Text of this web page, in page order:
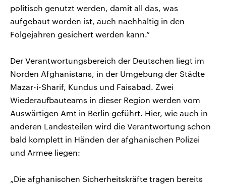
politisch genutzt werden, damit all das, was
aufgebaut worden ist, auch nachhaltig in den
Folgejahren gesichert werden kann.“
Der Verantwortungsbereich der Deutschen liegt im
Norden Afghanistans, in der Umgebung der Städte
Mazar-i-Sharif, Kundus und Faisabad. Zwei
Wiederaufbauteams in dieser Region werden vom
Auswärtigen Amt in Berlin geführt. Hier, wie auch in
anderen Landesteilen wird die Verantwortung schon
bald komplett in Händen der afghanischen Polizei
und Armee liegen:
„Die afghanischen Sicherheitskräfte tragen bereits